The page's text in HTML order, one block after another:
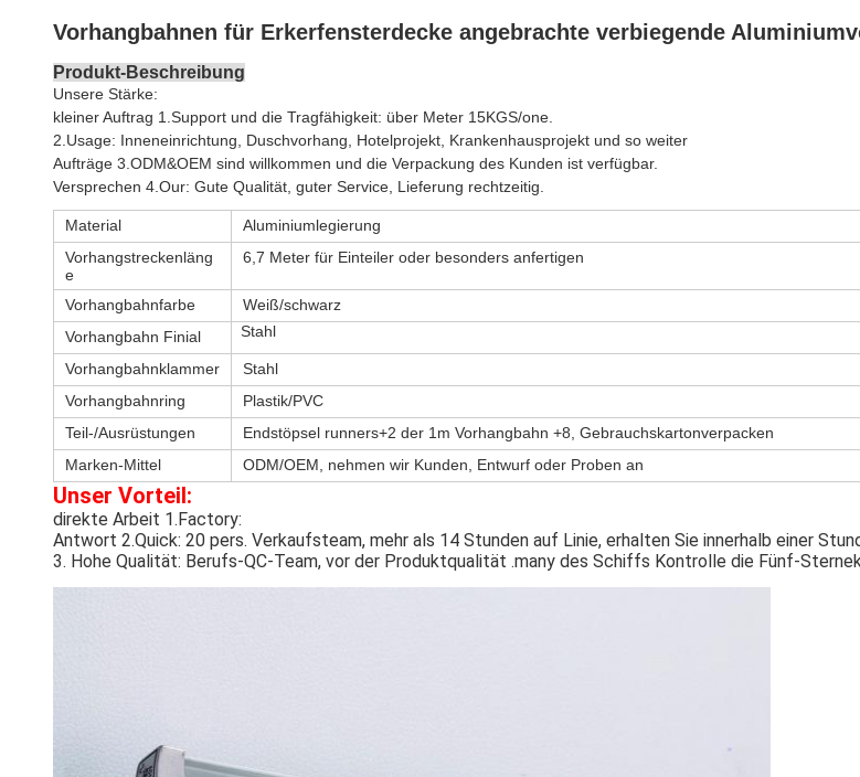
Vorhangbahnen für Erkerfensterdecke angebrachte verbiegende
Produkt-Beschreibung
Unsere Stärke:
kleiner Auftrag 1.Support und die Tragfähigkeit: über Meter 15KGS/one.
2.Usage: Inneneinrichtung, Duschvorhang, Hotelprojekt, Krankenhausprojekt und so weiter
Aufträge 3.ODM&OEM sind willkommen und die Verpackung des Kunden ist verfügbar.
Versprechen 4.Our: Gute Qualität, guter Service, Lieferung rechtzeitig.
Material
Aluminiumlegierung
Vorhangstreckenläng
e
6,7 Meter für Einteiler oder besonders anfertigen
Vorhangbahnfarbe
Weiß/schwarz
Vorhangbahn Finial
Stahl
Vorhangbahnklammer
Stahl
Vorhangbahnring
Plastik/PVC
Teil-/Ausrüstungen
Endstöpsel runners+2 der 1m Vorhangbahn +8, Gebrauchskartonverpacken
Marken-Mittel
ODM/OEM, nehmen wir Kunden, Entwurf oder Proben an
Unser Vorteil:
direkte Arbeit 1.Factory:
Antwort 2.Quick: 20 pers. Verkaufsteam, mehr als 14 Stunden auf Linie, erhalten Sie innerhalb einer
3. Hohe Qualität: Berufs-QC-Team, vor der Produktqualität .many des Schiffs Kontrolle die Fünf-